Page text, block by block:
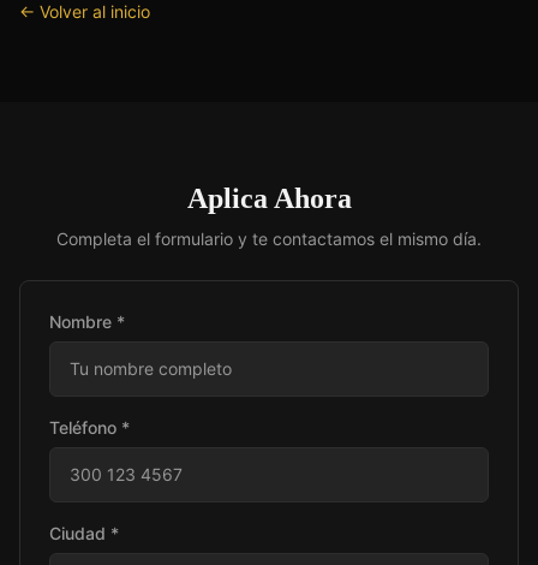
← Volver al inicio
Aplica Ahora
Completa el formulario y te contactamos el mismo día.
Nombre *
Teléfono *
Ciudad *